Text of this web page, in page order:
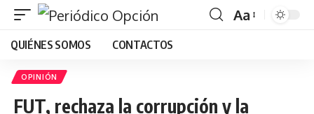
Font
Aa
QUIÉNES SOMOS CONTACTOS
OPINIÓN
FUT, rechaza la corrupción y la